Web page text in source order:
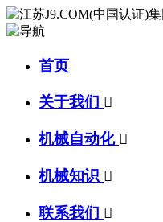
首页
关于我们 
机械自动化 
机械知识 
联系我们 